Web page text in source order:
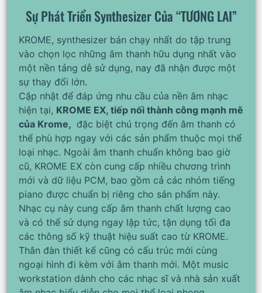
Sự Phát Triển Synthesizer Của “TƯƠNG LAI”
KROME, synthesizer bán chạy nhất do tập trung
vào chọn lọc những âm thanh hữu dụng nhất vào
một nền tảng dễ sử dụng, nay đã nhận được một
sự thay đổi lớn.
Cập nhật để đáp ứng nhu cầu của nền âm nhạc
hiện tại, KROME EX, tiếp nối thành công mạnh mẽ
của Krome, đặc biệt chú trọng đến âm thanh có
thể phù hợp ngay với các sản phẩm thuộc mọi thể
loại nhạc. Ngoài âm thanh chuẩn không bao giờ
cũ, KROME EX còn cung cấp nhiều chương trình
mới và dữ liệu PCM, bao gồm cả các nhóm tiếng
piano được chuẩn bị riêng cho sản phẩm này.
Nhạc cụ này cung cấp âm thanh chất lượng cao
và có thể sử dụng ngay lập tức, tận dụng tối đa
các thông số kỹ thuật hiệu suất cao từ KROME.
Thân đàn thiết kế cũng có cấu trúc mới cùng
ngoại hình đi kèm với âm thanh mới. Một music
workstation dành cho các nhạc sĩ và nhà sản xuất